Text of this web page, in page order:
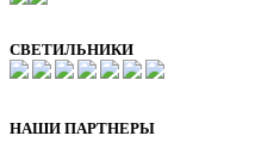
СВЕТИЛЬНИКИ
НАШИ ПАРТНЕРЫ